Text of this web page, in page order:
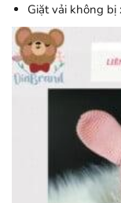
Giặt vải không